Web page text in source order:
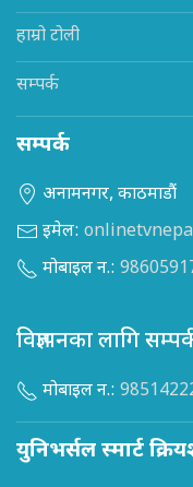
हाम्रो टोली
सम्पर्क
सम्पर्क
अनामनगर, काठमाडौं
इमेल:
मोबाइल न.:
विज्ञापनका लागि
मोबाइल न.:
युनिभर्सल स्मार्ट